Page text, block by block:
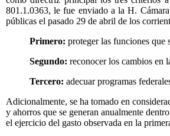
801.1.0363, le fue enviado a la H.
públicas el pasado 29 de abril de los
Primero: proteger las funciones que
Segundo: reconocer los cambios en
Tercero: adecuar programas
Adicionalmente, se ha tomado en
y ahorros que se generan anualmente
el ejercicio del gasto observada en la